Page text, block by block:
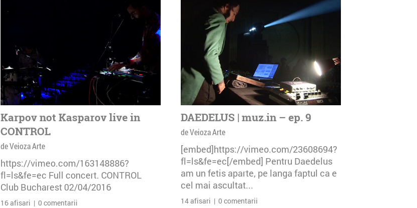
Karpov not Kasparov live in
CONTROL
de Veioza Arte
https://vimeo.com/163148886?
fl=ls&fe=ec Full concert. CONTROL
Club Bucharest 02/04/2016
16 afisari | 0 comentarii
DAEDELUS | muz.in – ep. 9
de Veioza Arte
[embed]https://vimeo.com/23608694?
fl=ls&fe=ec[/embed] Pentru Daedelus
am un fetis aparte, pe langa faptul ca e
cel mai ascultat...
14 afisari | 0 comentarii